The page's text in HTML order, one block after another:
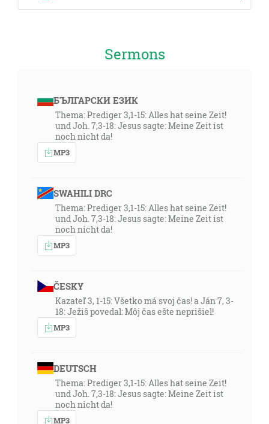
Sermons
БЪЛГАРСКИ ЕЗИК
Thema: Prediger 3,1-15: Alles hat seine Zeit!
und Joh. 7,3-18: Jesus sagte: Meine Zeit ist
noch nicht da!
MP3
SWAHILI DRC
Thema: Prediger 3,1-15: Alles hat seine Zeit!
und Joh. 7,3-18: Jesus sagte: Meine Zeit ist
noch nicht da!
MP3
ČESKY
Kazateľ 3, 1-15: Všetko má svoj čas! a Ján 7, 3-
18: Ježiš povedal: Môj čas ešte neprišiel!
MP3
DEUTSCH
Thema: Prediger 3,1-15: Alles hat seine Zeit!
und Joh. 7,3-18: Jesus sagte: Meine Zeit ist
noch nicht da!
MP3